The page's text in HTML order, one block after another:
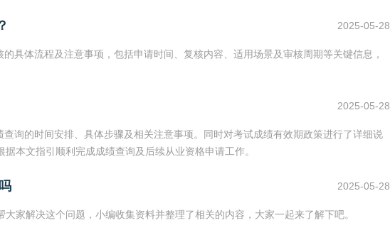
2025-05-28
具体流程及注意事项，包括申请时间、复核内容、适用场景及审核周期等关键信息，
2025-05-28
询的时间安排、具体步骤及相关注意事项。同时对考试成绩有效期政策进行了详细说
本文指引顺利完成成绩查询及后续从业资格申请工作。
2025-05-28
家解决这个问题，小编收集资料并整理了相关的内容，大家一起来了解下吧。